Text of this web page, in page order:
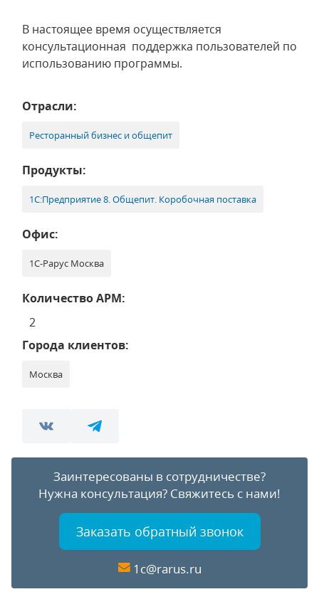
В настоящее время осуществляется
консультационная поддержка пользователей по
использованию программы.
Отрасли:
Ресторанный бизнес и общепит
Продукты:
1С:Предприятие 8. Общепит. Коробочная поставка
Офис:
1С-Рарус Москва
Количество АРМ:
2
Города клиентов:
Москва
Заинтересованы в сотрудничестве?
Нужна консультация? Свяжитесь с нами!
Заказать обратный звонок
1c@rarus.ru